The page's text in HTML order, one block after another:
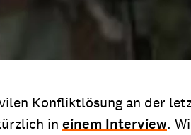
Konfliktlösung an der
in einem Interview.